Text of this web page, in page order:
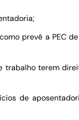
prevê a PEC
terem
de